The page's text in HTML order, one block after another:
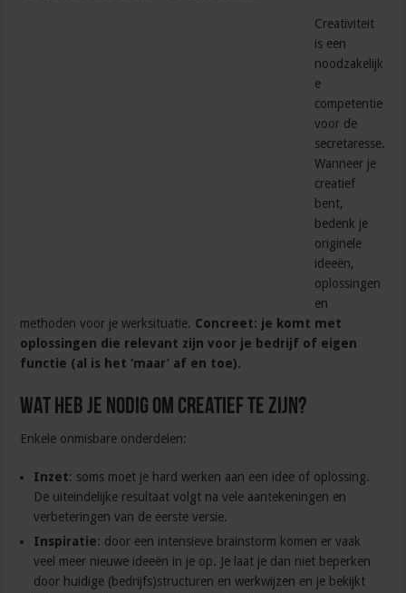
Creativiteit
is een
noodzakelijk
e
competentie
voor de
secretaresse.
Wanneer je
creatief
bent,
bedenk je
originele
ideeën,
oplossingen
en
methoden voor je werksituatie. Concreet: je komt met
oplossingen die relevant zijn voor je bedrijf of eigen
functie (al is het ‘maar’ af en toe).
Wat heb je nodig om creatief te zijn?
Enkele onmisbare onderdelen:
Inzet: soms moet je hard werken aan een idee of oplossing.
De uiteindelijke resultaat volgt na vele aantekeningen en
verbeteringen van de eerste versie.
Inspiratie: door een intensieve brainstorm komen er vaak
veel meer nieuwe ideeën in je op. Je laat je dan niet beperken
door huidige (bedrijfs)structuren en werkwijzen en je bekijkt